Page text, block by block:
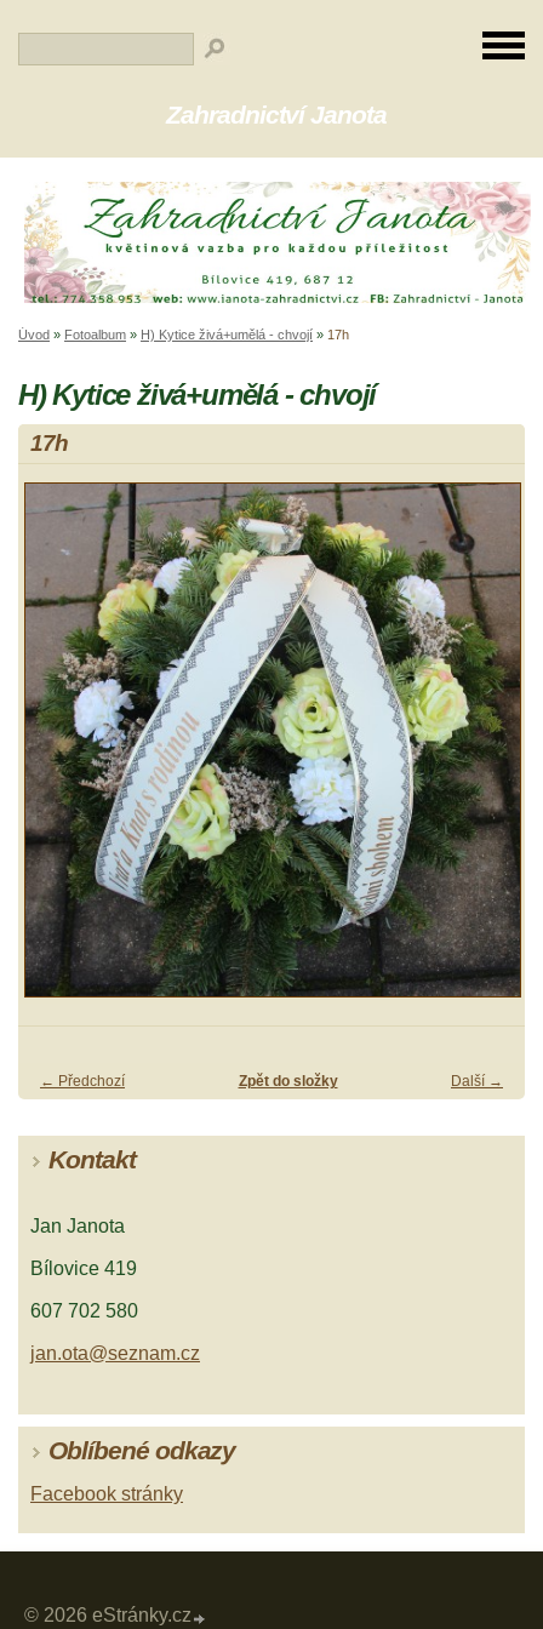
Zahradnictví Janota
Úvod » Fotoalbum » H) Kytice živá+umělá - chvojí » 17h
H) Kytice živá+umělá - chvojí
17h
← Předchozí Další →
Zpět do složky
Kontakt
Jan Janota
Bílovice 419
607 702 580
jan.ota@seznam.cz
Oblíbené odkazy
Facebook stránky
© 2026 eStránky.cz